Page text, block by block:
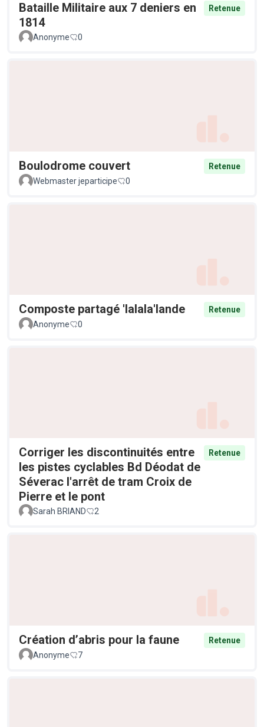
Bataille Militaire aux 7 deniers en
1814
Retenue
Anonyme 0
Boulodrome couvert
Retenue
Webmaster jeparticipe
0
Composte partagé 'lalala'lande
Retenue
Anonyme
0
Corriger les discontinuités entre
les pistes cyclables Bd Déodat de
Séverac l'arrêt de tram Croix de
Pierre et le pont
Retenue
Sarah BRIAND 2
Création d’abris pour la faune
Retenue
Anonyme
7